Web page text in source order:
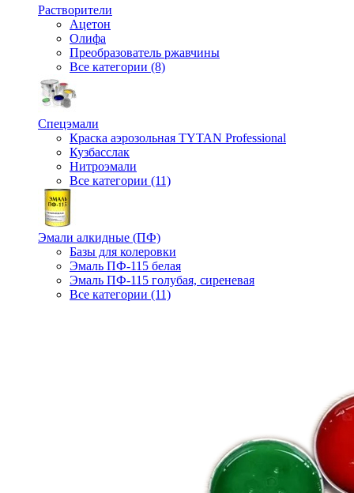
Растворители
Ацетон
Олифа
Преобразователь ржавчины
Все категории (8)
Спецэмали
Краска аэрозольная TYTAN Professional
Кузбасслак
Нитроэмали
Все категории (11)
Эмали алкидные (ПФ)
Базы для колеровки
Эмаль ПФ-115 белая
Эмаль ПФ-115 голубая, сиреневая
Все категории (11)